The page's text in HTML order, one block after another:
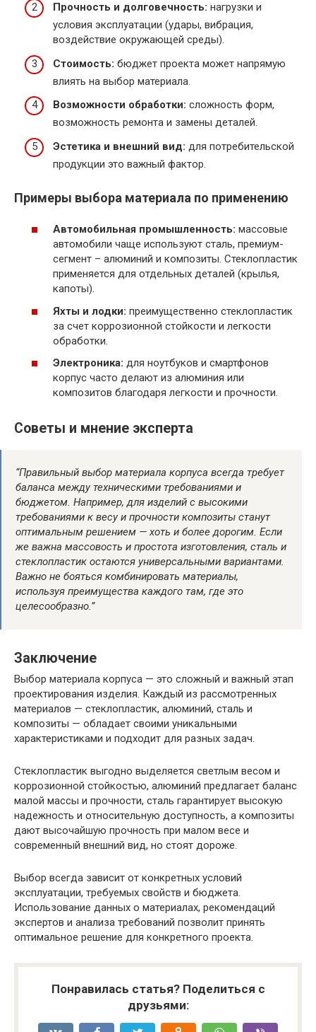
Прочность и долговечность: нагрузки и
условия эксплуатации (удары, вибрация,
воздействие окружающей среды).
Стоимость: бюджет проекта может напрямую
влиять на выбор материала.
Возможности обработки: сложность форм,
возможность ремонта и замены деталей.
Эстетика и внешний вид: для потребительской
продукции это важный фактор.
Примеры выбора материала по применению
Автомобильная промышленность: массовые
автомобили чаще используют сталь, премиум-
сегмент – алюминий и композиты. Стеклопластик
применяется для отдельных деталей (крылья,
капоты).
Яхты и лодки: преимущественно стеклопластик
за счет коррозионной стойкости и легкости
обработки.
Электроника: для ноутбуков и смартфонов
корпус часто делают из алюминия или
композитов благодаря легкости и прочности.
Советы и мнение эксперта
“Правильный выбор материала корпуса всегда требует
баланса между техническими требованиями и
бюджетом. Например, для изделий с высокими
требованиями к весу и прочности композиты станут
оптимальным решением — хоть и более дорогим. Если
же важна массовость и простота изготовления, сталь и
стеклопластик остаются универсальными вариантами.
Важно не бояться комбинировать материалы,
используя преимущества каждого там, где это
целесообразно.”
Заключение
Выбор материала корпуса — это сложный и важный этап
проектирования изделия. Каждый из рассмотренных
материалов — стеклопластик, алюминий, сталь и
композиты — обладает своими уникальными
характеристиками и подходит для разных задач.
Стеклопластик выгодно выделяется светлым весом и
коррозионной стойкостью, алюминий предлагает баланс
малой массы и прочности, сталь гарантирует высокую
надежность и относительную доступность, а композиты
дают высочайшую прочность при малом весе и
современный внешний вид, но стоят дороже.
Выбор всегда зависит от конкретных условий
эксплуатации, требуемых свойств и бюджета.
Использование данных о материалах, рекомендаций
экспертов и анализа требований позволит принять
оптимальное решение для конкретного проекта.
Понравилась статья? Поделиться с
друзьями: